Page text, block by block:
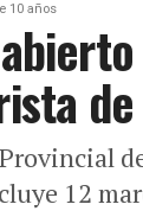
10 años
12